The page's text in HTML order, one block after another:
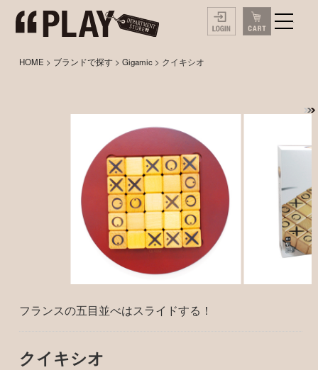
HOME > ブランドで探す >Gigamic > クイキシオ
フランスの五目並べはスライドする！
クイキシオ